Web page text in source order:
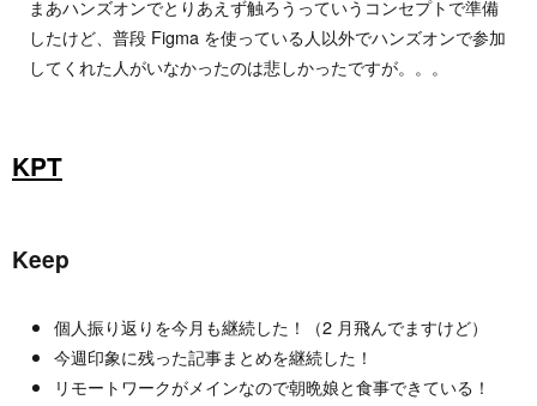
まあハンズオンでとりあえず触ろうっていうコンセプトで準備
したけど、普段 Figma を使っている人以外でハンズオンで参加
してくれた人がいなかったのは悲しかったですが。。。
KPT
Keep
個人振り返りを今月も継続した！（2 月飛んでますけど）
今週印象に残った記事まとめを継続した！
リモートワークがメインなので朝晩娘と食事できている！